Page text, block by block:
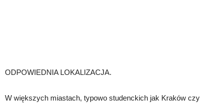
ODPOWIEDNIA LOKALIZACJA.
W większych miastach, typowo studenckich jak Kraków czy